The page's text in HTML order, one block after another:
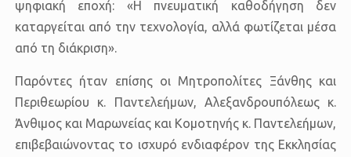
ψηφιακή εποχή: «Η πνευματική καθοδήγηση δεν
καταργείται από την τεχνολογία, αλλά φωτίζεται μέσα
από τη διάκριση».
Παρόντες ήταν επίσης οι Μητροπολίτες Ξάνθης και
Περιθεωρίου κ. Παντελεήμων, Αλεξανδρουπόλεως κ.
Άνθιμος και Μαρωνείας και Κομοτηνής κ. Παντελεήμων,
επιβεβαιώνοντας το ισχυρό ενδιαφέρον της Εκκλησίας